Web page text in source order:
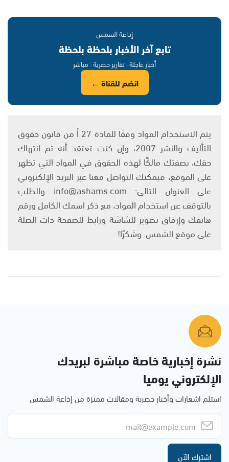
إذاعة الشمس
تابع آخر الأخبار بلحظة بلحظة
أخبار عاجلة · تقارير حصرية · مباشر
انضم للقناة ←
يتم الاستخدام المواد وفقًا للمادة 27 أ من قانون حقوق
التأليف والنشر 2007، وإن كنت تعتقد أنه تم انتهاك
حقك، بصفتك مالكًا لهذه الحقوق في المواد التي تظهر
على الموقع، فيمكنك التواصل معنا عبر البريد الإلكتروني
على العنوان التالي: info@ashams.com والطلب
بالتوقف عن استخدام المواد، مع ذكر اسمك الكامل ورقم
هاتفك وإرفاق تصوير للشاشة ورابط للصفحة ذات الصلة
على موقع الشمس. وشكرًا!
نشرة إخبارية خاصة مباشرة لبريدك
الإلكتروني يوميا
استلم اشعارات وأخبار حصرية ومقالات مميزة من إذاعة الشمس
اشترك الآن